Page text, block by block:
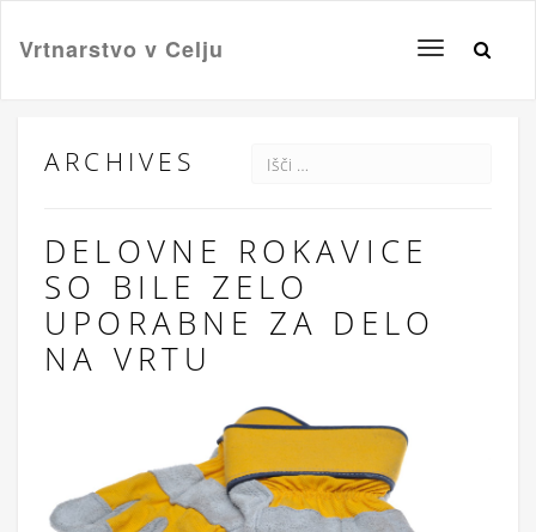
Toggle
Vrtnarstvo v Celju
ARCHIVES
DELOVNE ROKAVICE
SO BILE ZELO
UPORABNE ZA DELO
NA VRTU